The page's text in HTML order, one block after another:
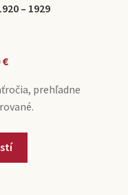
– 1929
€
prehľadne